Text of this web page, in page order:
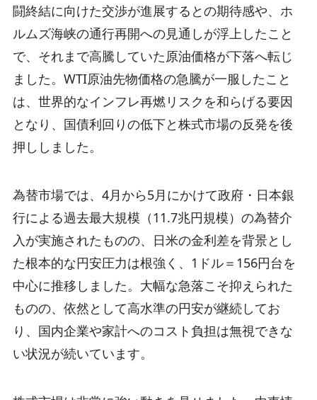
闘終結に向けた交渉が進展するとの期待感や、ホ
ルムズ海峡の通行再開への見通しが浮上したこと
で、それまで高騰していた原油価格が下落へ転じ
ました。WTI原油先物価格の急騰が一服したこと
は、世界的なインフレ再燃リスクを和らげる要因
となり、国債利回りの低下と株式市場の反発を後
押ししました。
為替市場では、4月から5月にかけて政府・日本銀
行による過去最大規模（11.7兆円規模）の為替介
入が実施されたものの、日米の金利差を背景とし
た根本的な円安圧力は根強く、1ドル＝156円台を
中心に推移しました。大幅な急落こそ抑えられた
ものの、依然として高水準の円安が継続してお
り、国内企業や家計へのコスト負担は無視できな
い状況が続いています。